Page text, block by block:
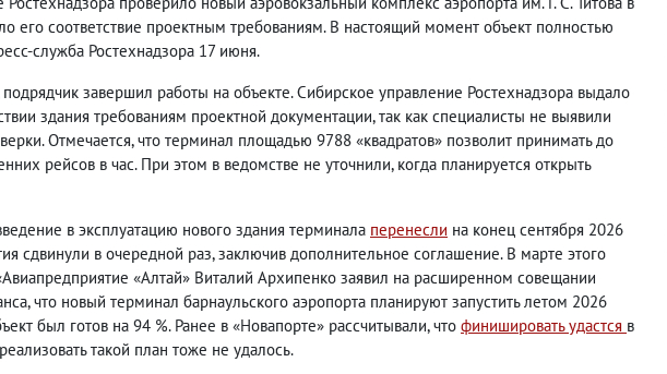
его соответствие проектным требованиям. В настоящий момент объект полностью
служба Ростехнадзора 17 июня.
завершил работы на объекте. Сибирское управление Ростехнадзора выдало
здания требованиям проектной документации, так как специалисты не выявили
Отмечается, что терминал площадью 9788 «квадратов» позволит принимать до
рейсов в час. При этом в ведомстве не уточнили, когда планируется открыть
в эксплуатацию нового здания терминала перенесли на конец сентября 2026
сдвинули в очередной раз, заключив дополнительное соглашение. В марте этого
«Алтай» Виталий Архипенко заявил на расширенном совещании
что новый терминал барнаульского аэропорта планируют запустить летом 2026
был готов на 94 %. Ранее в «Новапорте» рассчитывали, что финишировать удастся в
такой план тоже не удалось.